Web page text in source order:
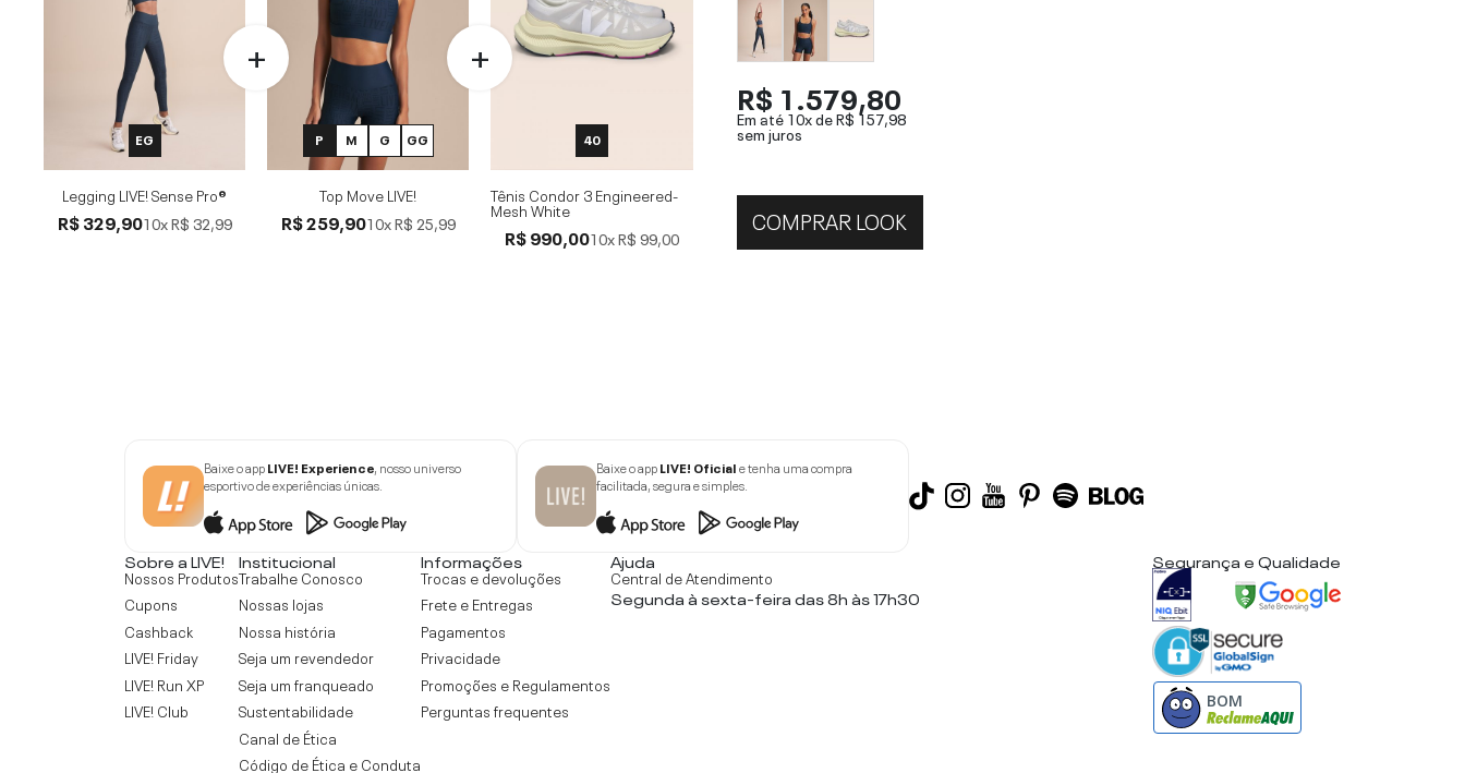
EG
Legging LIVE! Sense Pro®
R$ 329,9010xR$ 32,99
P M G GG
Top Move LIVE!
R$ 259,9010xR$ 25,99
40
Tênis Condor 3 Engineered-
Mesh White
R$ 990,0010xR$ 99,00
R$ 1.579,80
Em até 10x deR$ 157,98
sem juros
COMPRAR LOOK
Baixe o appLIVE! Experience, nosso universo
esportivo de experiências únicas.
Baixe o appLIVE! Oficiale tenha uma compra
facilitada, segura e simples.
Sobre a LIVE!
Nossos Produtos
Cupons
Cashback
LIVE! Friday
LIVE! Run XP
LIVE! Club
Institucional
Trabalhe Conosco
Nossas lojas
Nossa história
Seja um revendedor
Seja um franqueado
Sustentabilidade
Canal de Ética
Código de Ética e Conduta
Informações
Trocas e devoluções
Frete e Entregas
Pagamentos
Privacidade
Promoções e Regulamentos
Perguntas frequentes
Ajuda
Central de Atendimento
Segunda à sexta-feira das 8h às 17h30
Segurança e Qualidade
BOM